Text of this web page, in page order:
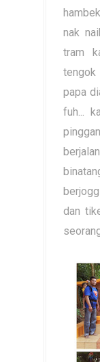
nak
tram
tengok
papa
fuh...
dan